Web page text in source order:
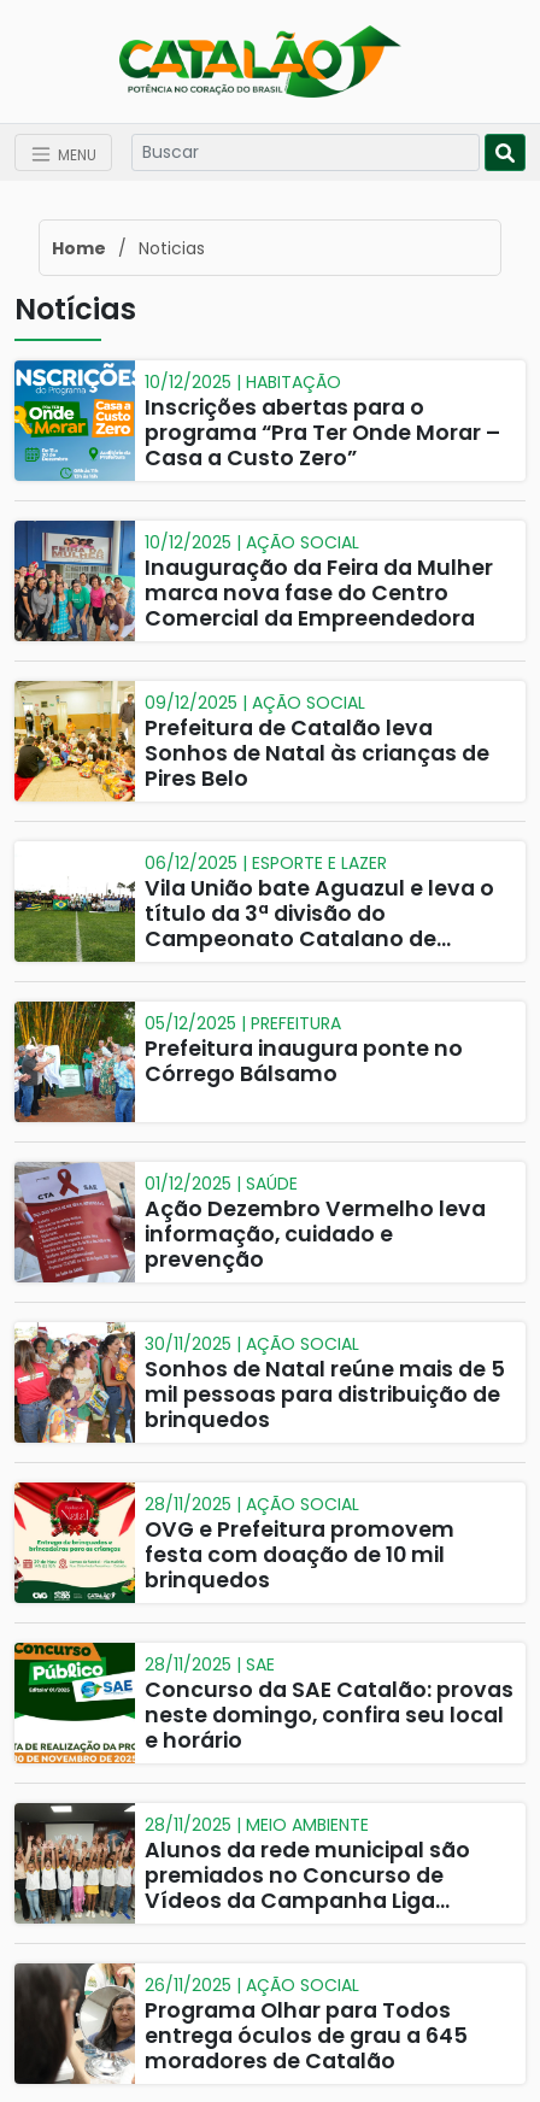
MENU
Home / Noticias
Notícias
10/12/2025 | HABITAÇÃO
Inscrições abertas para o
programa “Pra Ter Onde Morar –
Casa a Custo Zero”
10/12/2025 | AÇÃO SOCIAL
Inauguração da Feira da Mulher
marca nova fase do Centro
Comercial da Empreendedora
09/12/2025 | AÇÃO SOCIAL
Prefeitura de Catalão leva
Sonhos de Natal às crianças de
Pires Belo
06/12/2025 | ESPORTE E LAZER
Vila União bate Aguazul e leva o
título da 3ª divisão do
Campeonato Catalano de
05/12/2025 | PREFEITURA
Prefeitura inaugura ponte no
Córrego Bálsamo
01/12/2025 | SAÚDE
Ação Dezembro Vermelho leva
informação, cuidado e
prevenção
30/11/2025 | AÇÃO SOCIAL
Sonhos de Natal reúne mais de 5
mil pessoas para distribuição de
brinquedos
28/11/2025 | AÇÃO SOCIAL
OVG e Prefeitura promovem
festa com doação de 10 mil
brinquedos
28/11/2025 | SAE
Concurso da SAE Catalão: provas
neste domingo, confira seu local
e horário
28/11/2025 | MEIO AMBIENTE
Alunos da rede municipal são
premiados no Concurso de
Vídeos da Campanha Liga
26/11/2025 | AÇÃO SOCIAL
Programa Olhar para Todos
entrega óculos de grau a 645
moradores de Catalão